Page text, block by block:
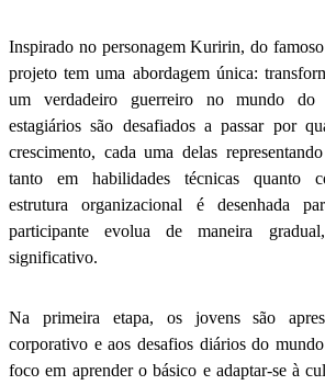
Inspirado no personagem Kuririn, do
projeto tem uma abordagem única:
um verdadeiro guerreiro no mundo do
estagiários são desafiados a passar por
crescimento, cada uma delas
tanto em habilidades técnicas quanto
estrutura organizacional é desenhada
participante evolua de maneira
significativo.
Na primeira etapa, os jovens são
corporativo e aos desafios diários do
foco em aprender o básico e adaptar-se à